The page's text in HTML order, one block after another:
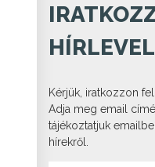
Kérjük, iratkozzon
Adja meg email
tájékoztatjuk
hírekről.